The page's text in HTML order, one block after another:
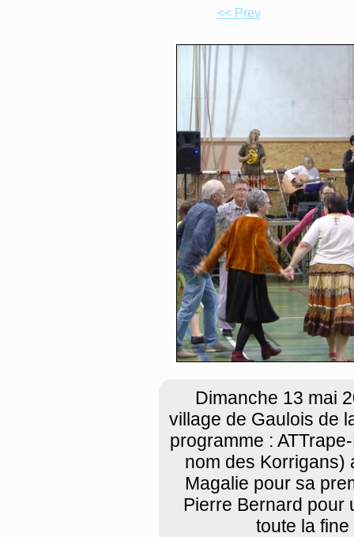
<< Prev
Dimanche 13 mai
village de Gaulois de
programme :
nom des Korrigans)
Magalie pour sa
Pierre Bernard pour
toute la